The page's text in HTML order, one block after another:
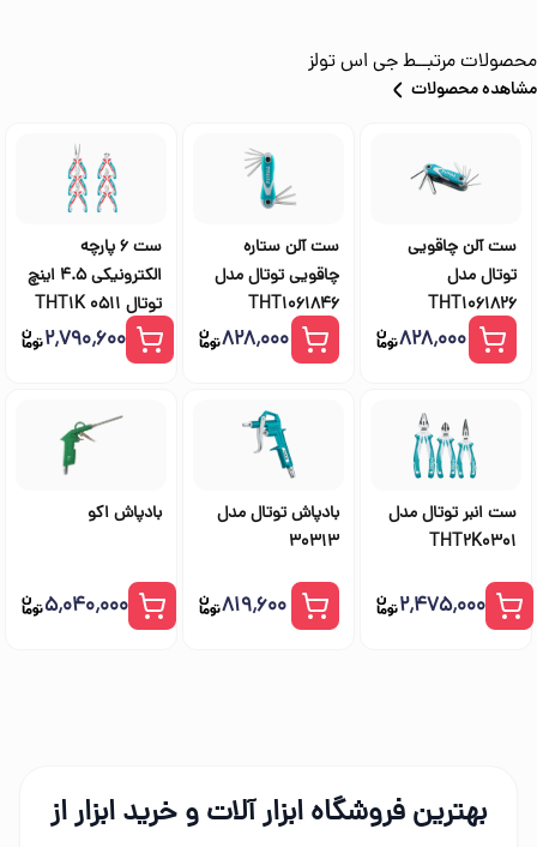
محصولات مرتبــطجی اس تولز
مشاهده محصولات
ست آلن چاقویی
توتال مدل
THT1061826
۸۲۸٬۰۰۰
ست آلن ستاره
چاقویی توتال مدل
THT1061846
۸۲۸٬۰۰۰
ست 6 پارچه
الکترونیکی 4.5 اینچ
توتال THT1K 0511
۲٬۷۹۰٬۶۰۰
ست انبر توتال مدل
THT2K0301
۲٬۴۷۵٬۰۰۰
بادپاش توتال مدل
30313
۸۱۹٬۶۰۰
بادپاش اکو
۵٬۰۴۰٬۰۰۰
بهترین فروشگاه ابزار آلات و خرید ابزار از